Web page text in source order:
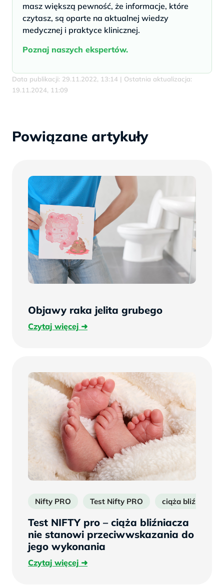
masz większą pewność, że informacje, które
czytasz, są oparte na aktualnej wiedzy
medycznej i praktyce klinicznej.
Poznaj naszych ekspertów.
Data publikacji: 29.11.2022, 13:14 | Ostatnia aktualizacja:
19.11.2024, 11:09
Powiązane artykuły
Objawy raka jelita grubego
Czytaj więcejCzytaj
Nifty PRO Test Nifty PRO ciąża bliźniacza
Test NIFTY pro – ciąża bliźniacza
nie stanowi przeciwwskazania do
jego wykonania
Czytaj więcejCzytaj